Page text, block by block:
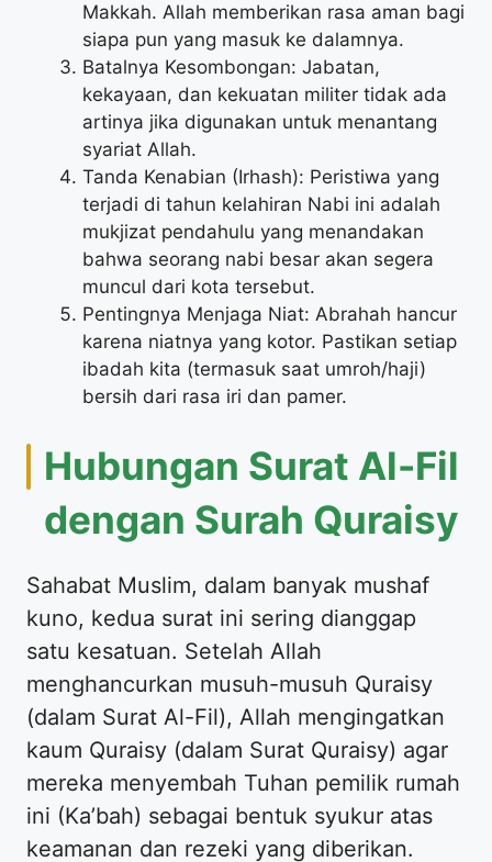
Makkah. Allah memberikan rasa aman bagi
siapa pun yang masuk ke dalamnya.
Batalnya Kesombongan: Jabatan,
kekayaan, dan kekuatan militer tidak ada
artinya jika digunakan untuk menantang
syariat Allah.
Tanda Kenabian (Irhash): Peristiwa yang
terjadi di tahun kelahiran Nabi ini adalah
mukjizat pendahulu yang menandakan
bahwa seorang nabi besar akan segera
muncul dari kota tersebut.
Pentingnya Menjaga Niat: Abrahah hancur
karena niatnya yang kotor. Pastikan setiap
ibadah kita (termasuk saat umroh/haji)
bersih dari rasa iri dan pamer.
Hubungan Surat Al-Fil
dengan Surah Quraisy
Sahabat Muslim, dalam banyak mushaf
kuno, kedua surat ini sering dianggap
satu kesatuan. Setelah Allah
menghancurkan musuh-musuh Quraisy
(dalam Surat Al-Fil), Allah mengingatkan
kaum Quraisy (dalam Surat Quraisy) agar
mereka menyembah Tuhan pemilik rumah
ini (Ka’bah) sebagai bentuk syukur atas
keamanan dan rezeki yang diberikan.